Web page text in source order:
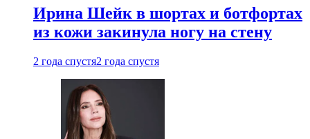
Ирина Шейк в шортах и ботфортах
из кожи закинула ногу на стену
2 года спустя2 года спустя